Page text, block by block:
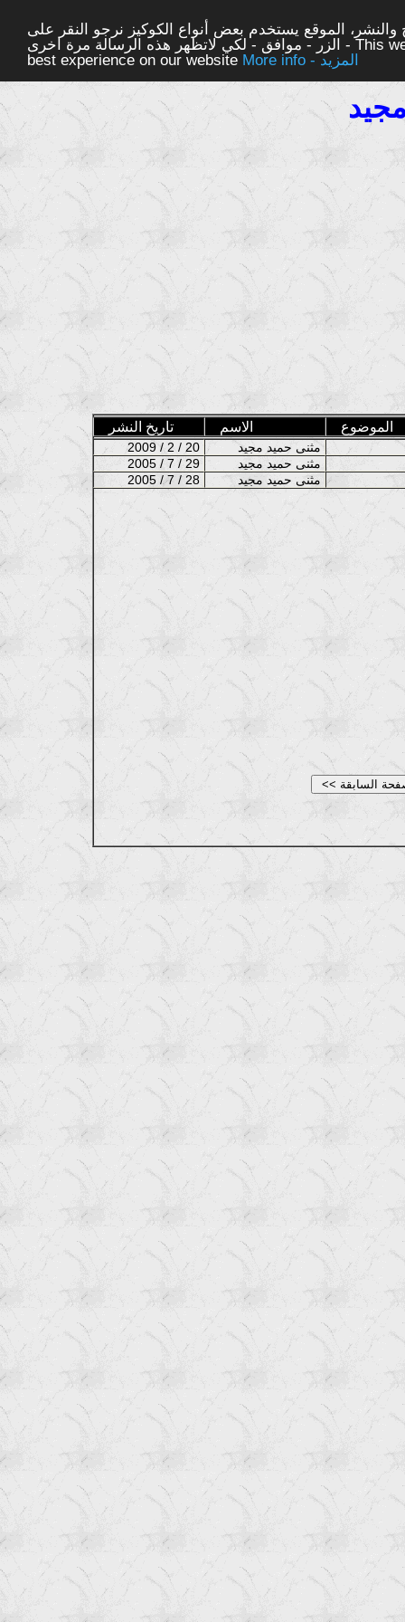
الموقع يستخدم بعض أنواع الكوكيز نرجو النقر على
الزر - موافق - لكي لاتظهر هذه الرسالة مرة اخرى - This website uses cookies to ensure you get the
best experience on our website
More info - المزيد
تاريخ النشر الاسم الموضوع
2009 / 2 / 20
2005 / 7 / 29
2005 / 7 / 28